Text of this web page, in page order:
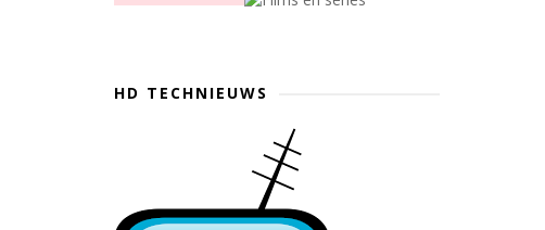
HD TECHNIEUWS